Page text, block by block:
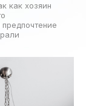
как хозяин